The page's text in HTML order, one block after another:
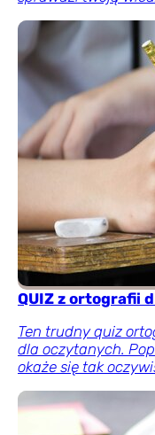
QUIZ z ortografii
Ten trudny quiz
dla oczytanych.
okaże się tak